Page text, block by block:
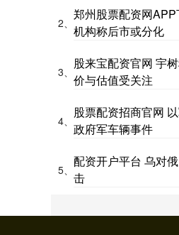
2、
郑州股票配资网
机构称后市或分化
3、
股来宝配资官网 宇
价与估值受关注
4、
股票配资招商官网
政府军车辆事件
5、
配资开户平台 乌对
击